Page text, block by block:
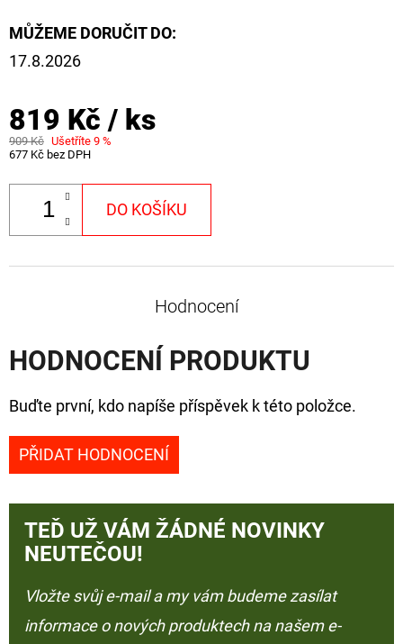
MŮŽEME DORUČIT DO:
17.8.2026
819 Kč / ks
909 Kč Ušetříte 9 %
677 Kč bez DPH
DO KOŠÍKU
Hodnocení
HODNOCENÍ PRODUKTU
Buďte první, kdo napíše příspěvek k této položce.
PŘIDAT HODNOCENÍ
TEĎ UŽ VÁM ŽÁDNÉ NOVINKY
NEUTEČOU!
Vložte svůj e-mail a my vám budeme zasílat
informace o nových produktech na našem e-